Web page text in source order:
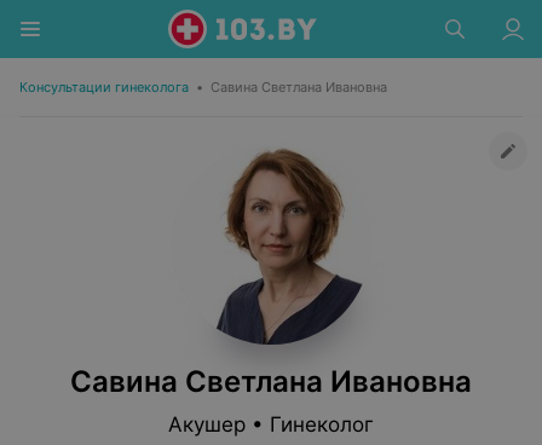
Консультации гинеколога • Савина Светлана Ивановна
Савина Светлана Ивановна
Акушер • Гинеколог